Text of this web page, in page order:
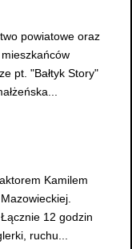
powiatowe oraz
pt. "Bałtyk Story"
Kamilem
12 godzin
ruchu...